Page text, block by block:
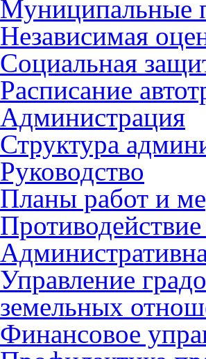
Муниципальные
Независимая
Социальная
Расписание
Администрация
Структура
Руководство
Планы работ и
Управление
земельных
Финансовое